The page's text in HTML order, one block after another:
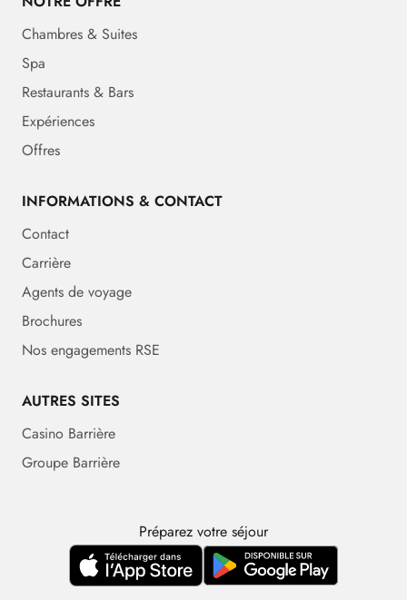
Chambres & Suites
Spa
Restaurants & Bars
Expériences
Offres
INFORMATIONS & CONTACT
Contact
Carrière
Agents de voyage
Brochures
Nos engagements RSE
AUTRES SITES
Casino Barrière
Groupe Barrière
Préparez votre séjour